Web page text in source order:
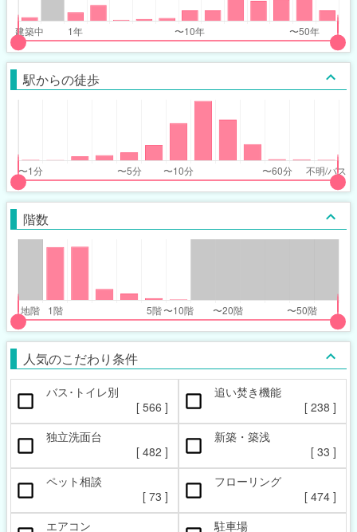
駅からの徒歩
階数
人気のこだわり条件
バス･トイレ別
[ 566 ]
追い焚き機能
[ 238 ]
独立洗面台
[ 482 ]
新築・築浅
[ 33 ]
ペット相談
[ 73 ]
フローリング
[ 474 ]
エアコン
駐車場